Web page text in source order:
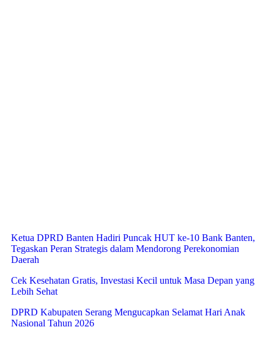
Ketua DPRD Banten Hadiri Puncak HUT ke-10 Bank Banten,
Tegaskan Peran Strategis dalam Mendorong Perekonomian
Daerah
Cek Kesehatan Gratis, Investasi Kecil untuk Masa Depan yang
Lebih Sehat
DPRD Kabupaten Serang Mengucapkan Selamat Hari Anak
Nasional Tahun 2026